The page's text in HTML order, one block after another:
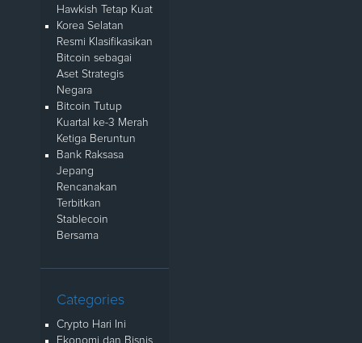
Hawkish Tetap Kuat
Korea Selatan
Resmi Klasifikasikan
Bitcoin sebagai
Aset Strategis
Negara
Bitcoin Tutup
Kuartal ke-3 Merah
Ketiga Beruntun
Bank Raksasa
Jepang
Rencanakan
Terbitkan
Stablecoin
Bersama
Categories
Crypto Hari Ini
Ekonomi dan Bisnis